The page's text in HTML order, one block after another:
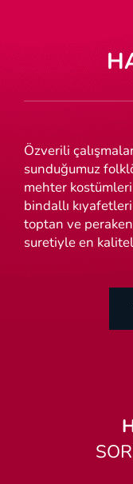
Özverili
sunduğumuz
mehter
bindallı
toptan ve
suretiyle en